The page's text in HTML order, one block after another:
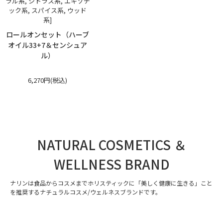
ック系, スパイス系, ウッド
系]
ロールオンセット（ハーブ
オイル33+7＆センシュア
ル）
6,270円(税込)
NATURAL COSMETICS ＆
WELLNESS BRAND
ナリンは食品からコスメまでホリスティックに「美しく健康に生きる」こと
を推奨するナチュラルコスメ/ウェルネスブランドです。